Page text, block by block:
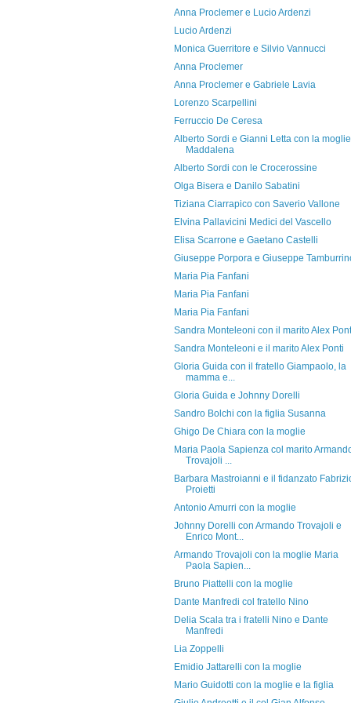
Anna Proclemer e Lucio Ardenzi
Lucio Ardenzi
Monica Guerritore e Silvio Vannucci
Anna Proclemer
Anna Proclemer e Gabriele Lavia
Lorenzo Scarpellini
Ferruccio De Ceresa
Alberto Sordi e Gianni Letta con la moglie
Maddalena
Alberto Sordi con le Crocerossine
Olga Bisera e Danilo Sabatini
Tiziana Ciarrapico con Saverio Vallone
Elvina Pallavicini Medici del Vascello
Elisa Scarrone e Gaetano Castelli
Giuseppe Porpora e Giuseppe
Maria Pia Fanfani
Maria Pia Fanfani
Maria Pia Fanfani
Sandra Monteleoni con il marito Alex
Sandra Monteleoni e il marito Alex Ponti
Gloria Guida con il fratello Giampaolo, la
mamma e...
Gloria Guida e Johnny Dorelli
Sandro Bolchi con la figlia Susanna
Ghigo De Chiara con la moglie
Maria Paola Sapienza col marito
Trovajoli ...
Barbara Mastroianni e il fidanzato
Proietti
Antonio Amurri con la moglie
Johnny Dorelli con Armando Trovajoli e
Enrico Mont...
Armando Trovajoli con la moglie Maria
Paola Sapien...
Bruno Piattelli con la moglie
Dante Manfredi col fratello Nino
Delia Scala tra i fratelli Nino e Dante
Manfredi
Lia Zoppelli
Emidio Jattarelli con la moglie
Mario Guidotti con la moglie e la figlia